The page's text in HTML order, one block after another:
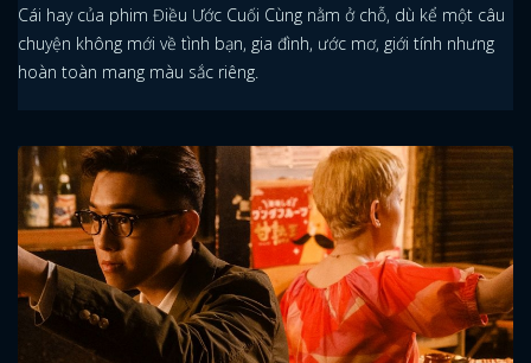
Cái hay của phim Điều Ước Cuối Cùng nằm ở chỗ, dù kể một câu
chuyện không mới về tình bạn, gia đình, ước mơ, giới tính nhưng
hoàn toàn mang màu sắc riêng.